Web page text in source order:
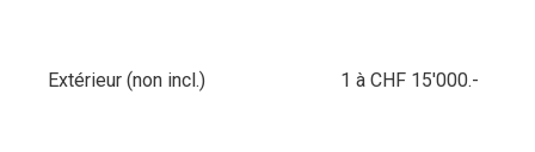
Extérieur (non incl.) 1 à CHF 15'000.-